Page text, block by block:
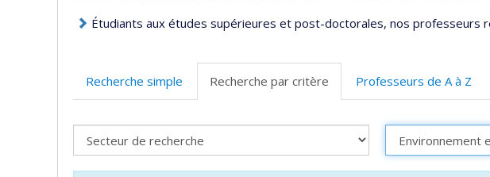
Étudiants aux études supérieures et post-doctorales, nos professeurs
Recherche simple Recherche par critère Professeurs de A à Z